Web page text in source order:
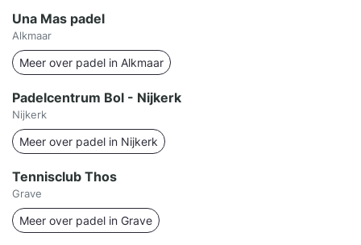
Una Mas padel
Alkmaar
Meer over padel in Alkmaar
Padelcentrum Bol - Nijkerk
Nijkerk
Meer over padel in Nijkerk
Tennisclub Thos
Grave
Meer over padel in Grave